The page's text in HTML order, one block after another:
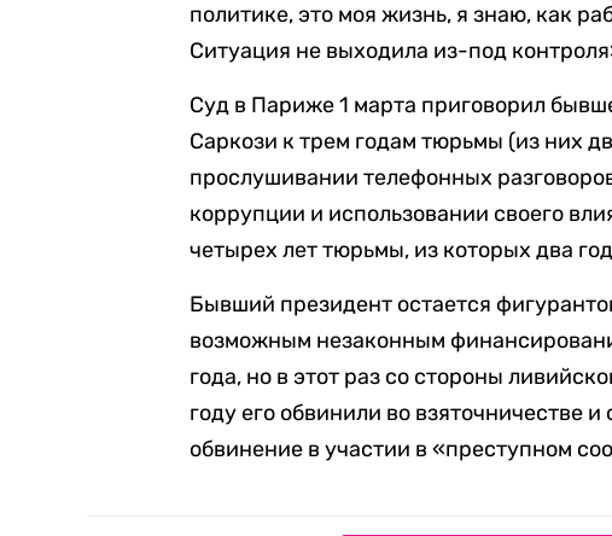
политике, это моя жизнь, я знаю, как
Ситуация не выходила из-под
Суд в Париже 1 марта приговорил
Саркози к трем годам тюрьмы (из них
прослушивании телефонных
коррупции и использовании своего
четырех лет тюрьмы, из которых два
Бывший президент остается
возможным незаконным
года, но в этот раз со стороны
году его обвинили во взяточничестве
обвинение в участии в «преступном